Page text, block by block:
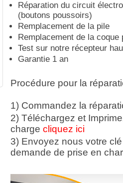
Réparation du circuit
(boutons poussoirs)
Remplacement de la pile
Remplacement de la
Test sur notre récepteur
Garantie 1 an
Procédure pour la
1) Commandez la
2) Téléchargez et
charge cliquez ici
3) Envoyez nous votre
demande de prise en